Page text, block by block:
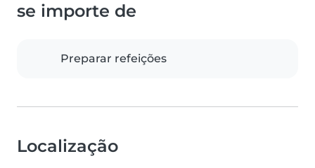
se importe de
Preparar refeições
Localização